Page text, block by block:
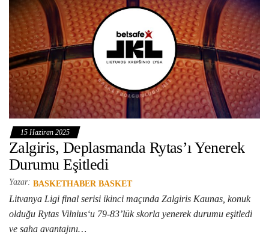
15 Haziran 2025
Zalgiris, Deplasmanda Rytas’ı Yenerek
Durumu Eşitledi
Yazar: BASKETHABER BASKET
Litvanya Ligi final serisi ikinci maçında Zalgiris Kaunas, konuk
olduğu Rytas Vilnius‘u 79-83’lük skorla yenerek durumu eşitledi
ve saha avantajını…